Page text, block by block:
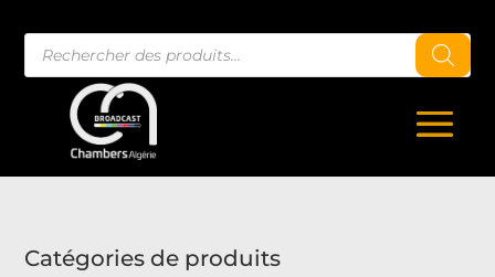
Recherche
de
produits
Catégories de produits